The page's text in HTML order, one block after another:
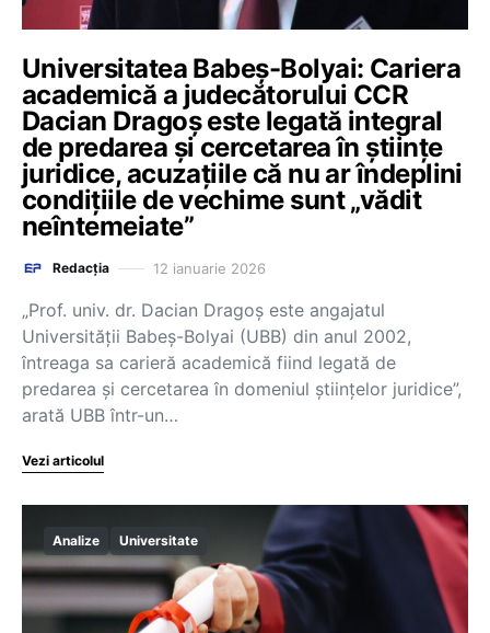
Universitatea Babeș-Bolyai: Cariera
academică a judecătorului CCR
Dacian Dragoș este legată integral
de predarea și cercetarea în științe
juridice, acuzațiile că nu ar îndeplini
condițiile de vechime sunt „vădit
neîntemeiate”
Redacția 12 ianuarie 2026
„Prof. univ. dr. Dacian Dragoș este angajatul
Universității Babeș-Bolyai (UBB) din anul 2002,
întreaga sa carieră academică fiind legată de
predarea și cercetarea în domeniul științelor juridice”,
arată UBB într-un…
Vezi articolul
Analize Universitate